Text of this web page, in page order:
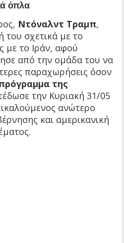
όπλα
Ντόναλντ Τραμπ,
σχετικά με το
με το Ιράν, αφού
από την ομάδα του να
παραχωρήσεις όσον
της
την Κυριακή 31/05
ανώτερο
και αμερικανική